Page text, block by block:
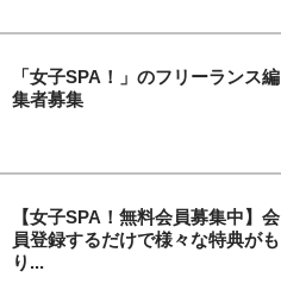
「女子SPA！」のフリーランス編
集者募集
【女子SPA！無料会員募集中】会
員登録するだけで様々な特典がも
り...